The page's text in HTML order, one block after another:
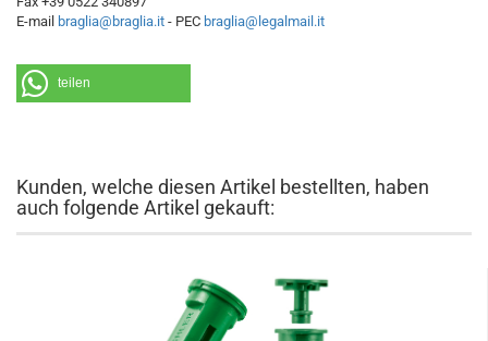
E-mail braglia@braglia.it - PEC braglia@legalmail.it
teilen
Kunden, welche diesen Artikel bestellten, haben
auch folgende Artikel gekauft: